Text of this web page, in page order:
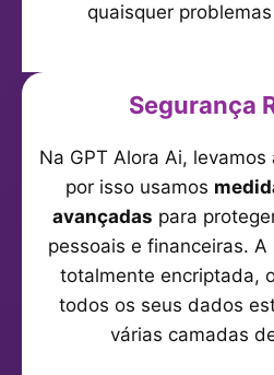
quaisquer
Segurança
Na GPT Alora Ai,
por isso usamos
avançadas para
pessoais e financeiras.
totalmente encriptada,
todos os seus dados
várias camadas